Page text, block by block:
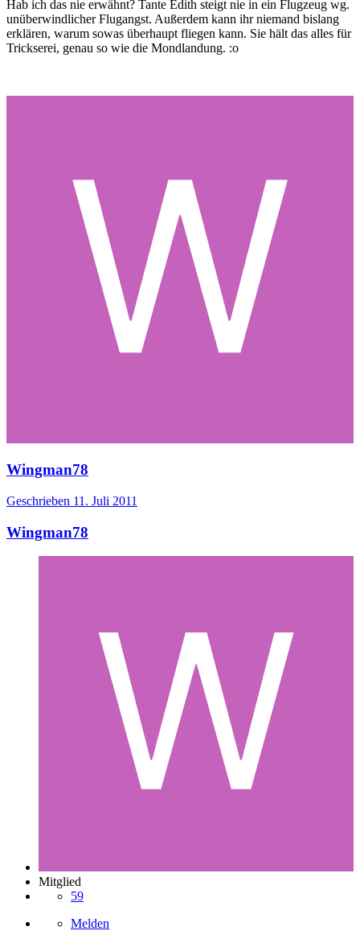
Hab ich das nie erwähnt? Tante Edith steigt nie in ein Flugzeug wg.
unüberwindlicher Flugangst. Außerdem kann ihr niemand bislang
erklären, warum sowas überhaupt fliegen kann. Sie hält das alles für
Trickserei, genau so wie die Mondlandung. :o
Wingman78
Geschrieben 11. Juli 2011
Wingman78
Mitglied
59
Melden